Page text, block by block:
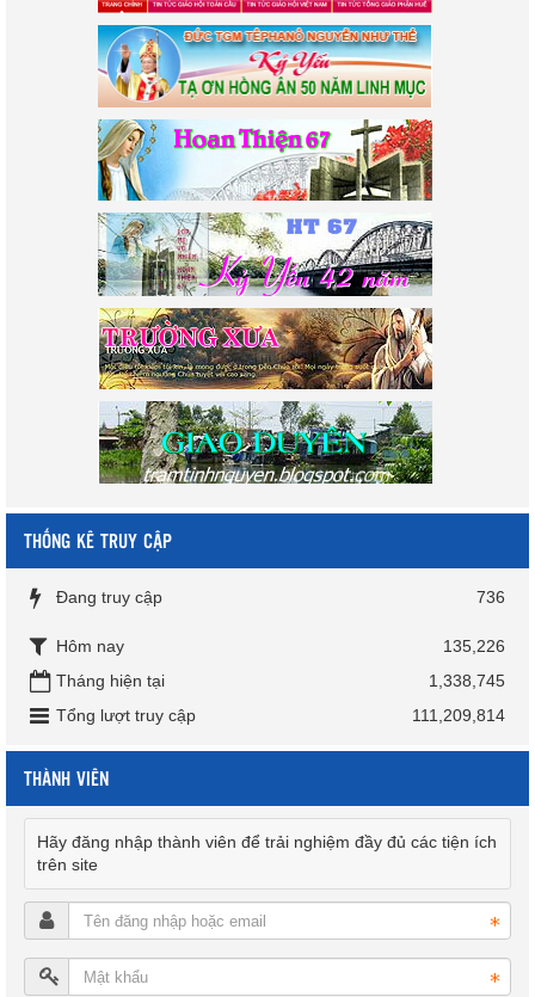
THỐNG KÊ TRUY CẬP
Đang truy cập 736
Hôm nay
135,226
Tháng hiện tại
1,338,745
Tổng lượt truy cập
111,209,814
THÀNH VIÊN
Hãy đăng nhập thành viên để trải nghiệm đầy đủ các tiện ích
trên site